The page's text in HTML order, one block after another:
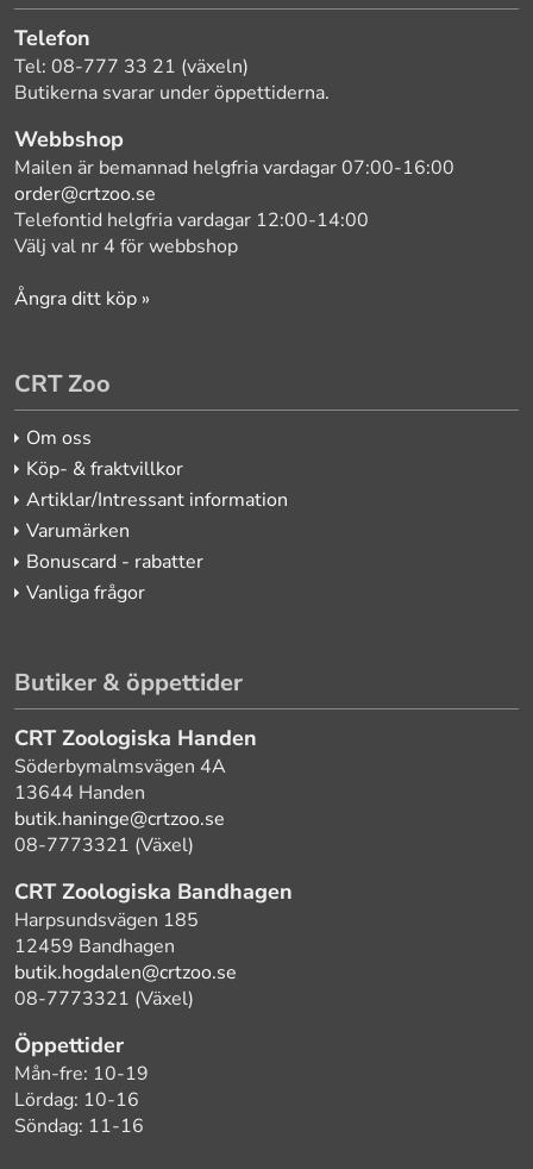
Telefon
Tel: 08-777 33 21 (växeln)
Butikerna svarar under öppettiderna.
Webbshop
Mailen är bemannad helgfria vardagar 07:00-16:00
order@crtzoo.se
Telefontid helgfria vardagar 12:00-14:00
Välj val nr 4 för webbshop
Ångra ditt köp »
CRT Zoo
Om oss
Köp- & fraktvillkor
Artiklar/Intressant information
Varumärken
Bonuscard - rabatter
Vanliga frågor
Butiker & öppettider
CRT Zoologiska Handen
Söderbymalmsvägen 4A
13644 Handen
butik.haninge@crtzoo.se
08-7773321 (Växel)
CRT Zoologiska Bandhagen
Harpsundsvägen 185
12459 Bandhagen
butik.hogdalen@crtzoo.se
08-7773321 (Växel)
Öppettider
Mån-fre: 10-19
Lördag: 10-16
Söndag: 11-16